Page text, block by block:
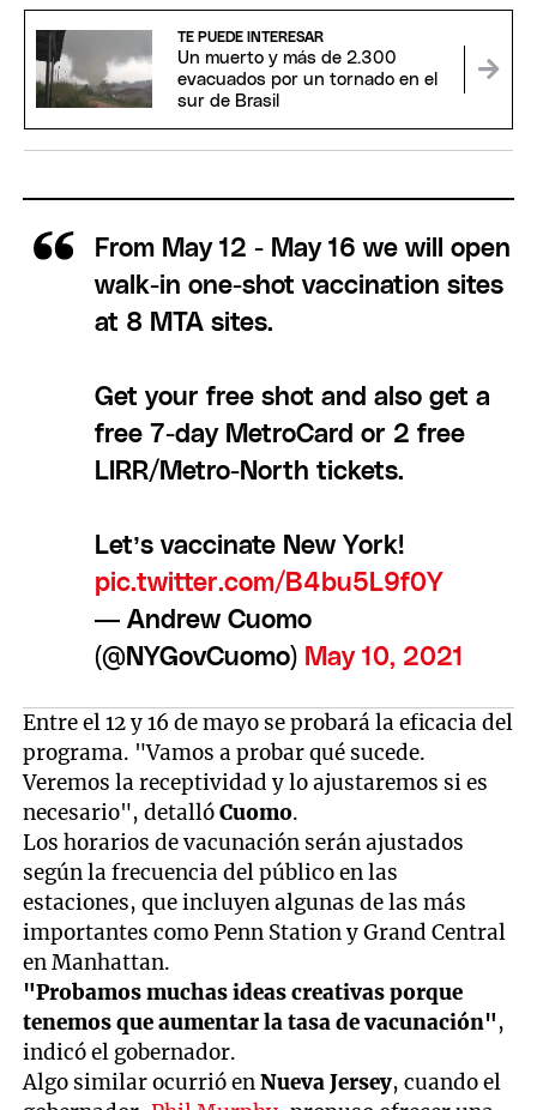
TE PUEDE INTERESAR
Un muerto y más de 2.300
evacuados por un tornado en el
sur de Brasil
From May 12 - May 16 we will open
walk-in one-shot vaccination sites
at 8 MTA sites.
Get your free shot and also get a
free 7-day MetroCard or 2 free
LIRR/Metro-North tickets.
Let’s vaccinate New York!
pic.twitter.com/B4bu5L9f0Y
— Andrew Cuomo
(@NYGovCuomo) May 10, 2021
Entre el 12 y 16 de mayo se probará la eficacia del
programa. "Vamos a probar qué sucede.
Veremos la receptividad y lo ajustaremos si es
necesario", detallóCuomo.
Los horarios de vacunación serán ajustados
según la frecuencia del público en las
estaciones, que incluyen algunas de las más
importantes como Penn Station y Grand Central
en Manhattan.
"Probamos muchas ideas creativas porque
tenemos que aumentar la tasa de vacunación",
indicó el gobernador.
Algo similar ocurrió enNueva Jersey, cuando el